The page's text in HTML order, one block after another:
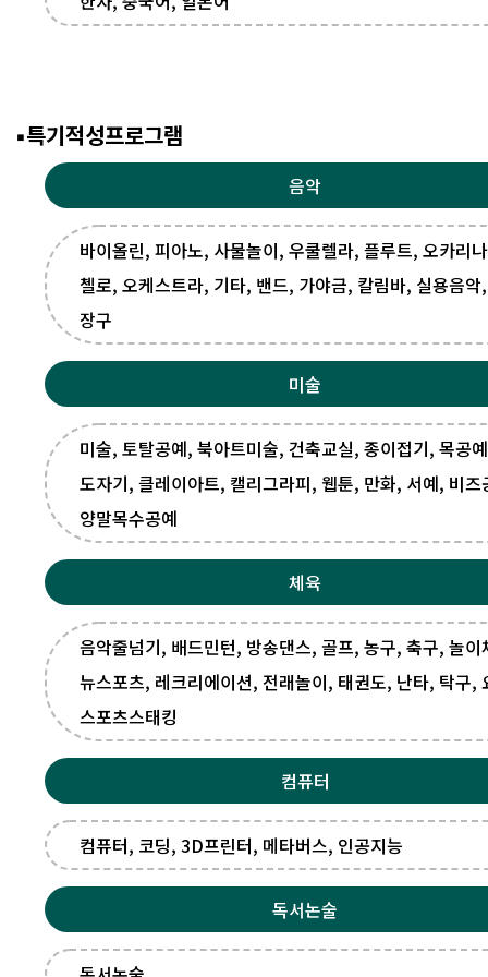
특기적성프로그램
음악
바이올린, 피아노, 사물놀이, 우쿨렐라, 플루트, 오카리
첼로, 오케스트라, 기타, 밴드, 가야금, 칼림바, 실용음악
장구
미술
미술, 토탈공예, 북아트미술, 건축교실, 종이접기, 목공
도자기, 클레이아트, 캘리그라피, 웹툰, 만화, 서예, 비즈
양말목수공예
체육
음악줄넘기, 배드민턴, 방송댄스, 골프, 농구, 축구, 놀이
뉴스포츠, 레크리에이션, 전래놀이, 태권도, 난타, 탁구,
스포츠스태킹
컴퓨터
컴퓨터, 코딩, 3D프린터, 메타버스, 인공지능
독서논술